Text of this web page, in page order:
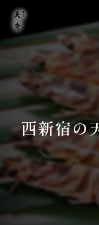
西新宿の